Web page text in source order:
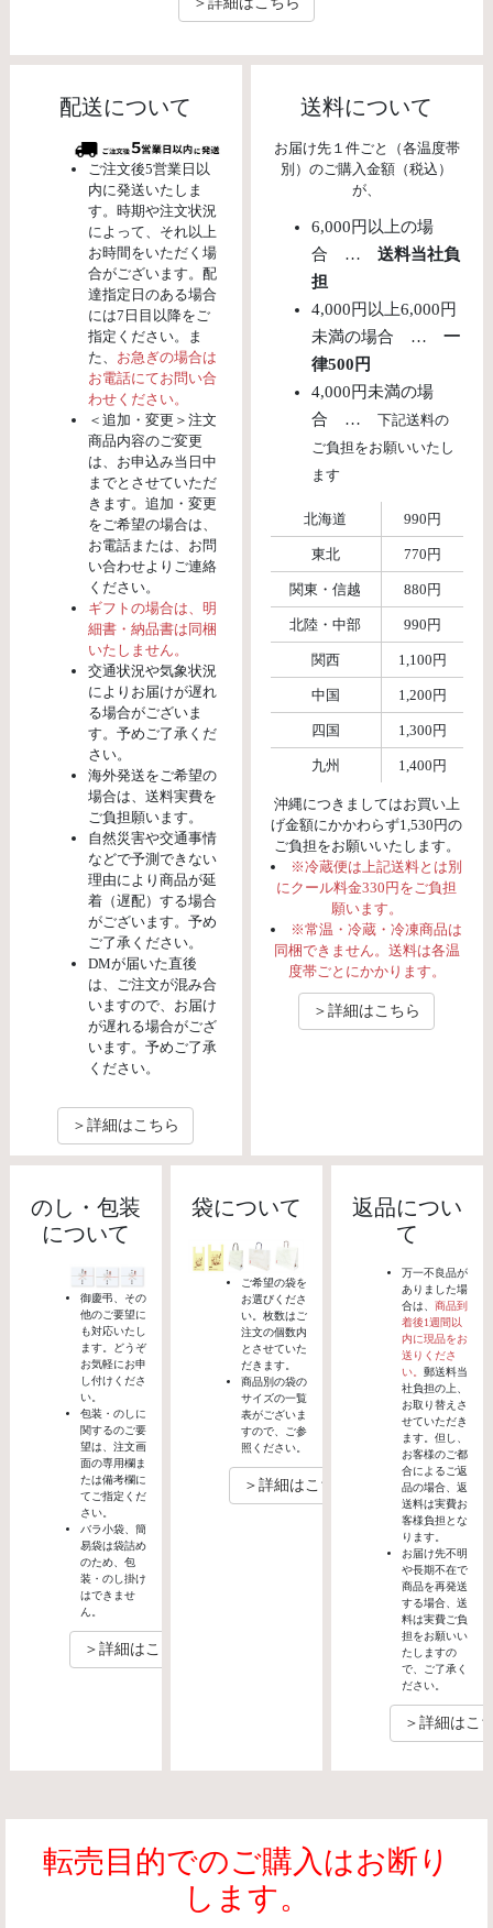
配送について
ご注文後5営業日以
内に発送いたしま
す。時期や注文状況
によって、それ以上
お時間をいただく場
合がございます。配
達指定日のある場合
には7日目以降をご
指定ください。ま
た、 お急ぎの場合は
お電話にてお問い合
わせください。
＜追加・変更＞注文
商品内容のご変更
は、お申込み当日中
までとさせていただ
きます。追加・変更
をご希望の場合は、
お電話または、お問
い合わせよりご連絡
ください。
ギフトの場合は、明
細書・納品書は同梱
いたしません。
交通状況や気象状況
によりお届けが遅れ
る場合がございま
す。予めご了承くだ
さい。
海外発送をご希望の
場合は、送料実費を
ご負担願います。
自然災害や交通事情
などで予測できない
理由により商品が延
着（遅配）する場合
がございます。予め
ご了承ください。
DMが届いた直後
は、ご注文が混み合
いますので、お届け
が遅れる場合がござ
います。予めご了承
ください。
＞詳細はこちら
送料について
お届け先１件ごと（各温度帯
別）のご購入金額（税込）
が、
6,000円以上の場
合 …送料当社負
担
4,000円以上6,000円
未満の場合 …一
律500円
4,000円未満の場
合 …下記送料の
ご負担をお願いいたし
ます
北海道 990円
東北 770円
関東・信越 880円
北陸・中部 990円
関西 1,100円
中国 1,200円
四国 1,300円
九州 1,400円
沖縄につきましてはお買い上
げ金額にかかわらず1,530円の
ご負担をお願いいたします。
※冷蔵便は上記送料とは別
にクール料金330円をご負担
願います。
※常温・冷蔵・冷凍商品は
同梱できません。送料は各温
度帯ごとにかかります。
＞詳細はこちら
のし・包装
について
御慶弔、その
他のご要望に
も対応いたし
ます。どうぞ
お気軽にお申
し付けくださ
い。
包装・のしに
関するのご要
望は、注文画
面の専用欄ま
たは備考欄に
てご指定くだ
さい。
バラ小袋、簡
易袋は袋詰め
のため、包
装・のし掛け
はできませ
ん。
＞詳細はこちら
袋について
ご希望の袋を
お選びくださ
い。枚数はご
注文の個数内
とさせていた
だきます。
商品別の袋の
サイズの一覧
表がございま
すので、ご参
照ください。
＞詳細はこちら
返品につい
て
万一不良品が
ありました場
合は、 商品到
着後1週間以
内に現品をお
送りくださ
い。 郵送料当
社負担の上、
お取り替えさ
せていただき
ます。但し、
お客様のご都
合によるご返
品の場合、返
送料は実費お
客様負担とな
ります。
お届け先不明
や長期不在で
商品を再発送
する場合、送
料は実費ご負
担をお願いい
たしますの
で、ご了承く
ださい。
＞詳細はこ
転売目的でのご購入はお断り
します。